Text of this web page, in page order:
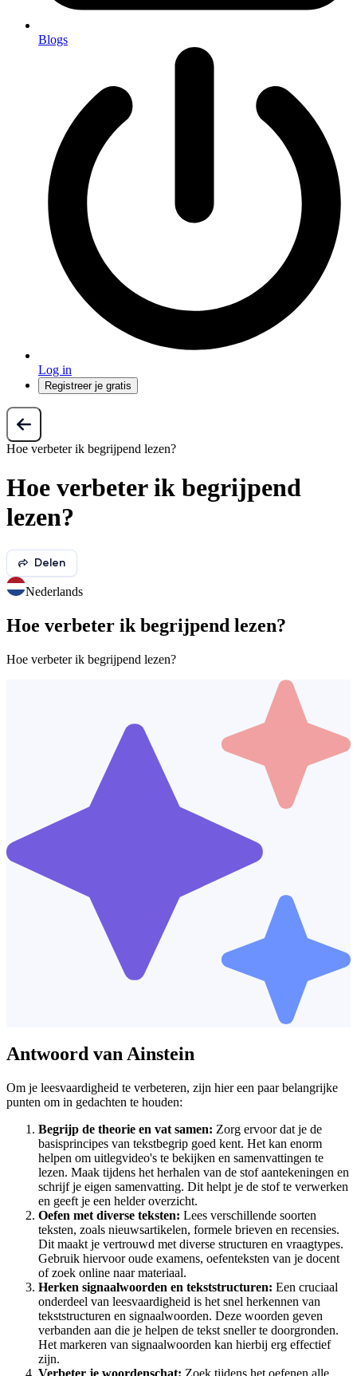
Blogs
Log in
Registreer je gratis
Hoe verbeter ik begrijpend lezen?
Hoe verbeter ik begrijpend
lezen?
Delen
Nederlands
Hoe verbeter ik begrijpend lezen?
Hoe verbeter ik begrijpend lezen?
Antwoord van Ainstein
Om je leesvaardigheid te verbeteren, zijn hier een paar belangrijke
punten om in gedachten te houden:
Begrijp de theorie en vat samen: Zorg ervoor dat je de
basisprincipes van tekstbegrip goed kent. Het kan enorm
helpen om uitlegvideo's te bekijken en samenvattingen te
lezen. Maak tijdens het herhalen van de stof aantekeningen en
schrijf je eigen samenvatting. Dit helpt je de stof te verwerken
en geeft je een helder overzicht.
Oefen met diverse teksten: Lees verschillende soorten
teksten, zoals nieuwsartikelen, formele brieven en recensies.
Dit maakt je vertrouwd met diverse structuren en vraagtypes.
Gebruik hiervoor oude examens, oefenteksten van je docent
of zoek online naar materiaal.
Herken signaalwoorden en tekststructuren: Een cruciaal
onderdeel van leesvaardigheid is het snel herkennen van
tekststructuren en signaalwoorden. Deze woorden geven
verbanden aan die je helpen de tekst sneller te doorgronden.
Het markeren van signaalwoorden kan hierbij erg effectief
zijn.
Verbeter je woordenschat: Zoek tijdens het oefenen alle